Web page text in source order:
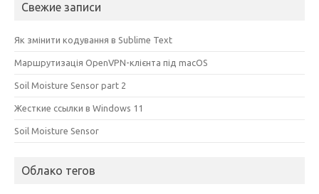
Свежие записи
Як змінити кодування в Sublime Text
Маршрутизація OpenVPN-клієнта під macOS
Soil Moisture Sensor part 2
Жесткие ссылки в Windows 11
Soil Moisture Sensor
Облако тегов